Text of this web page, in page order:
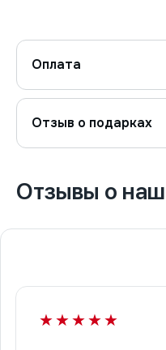
Оплата
Отзыв о подарках
Отзывы о
★★★★★